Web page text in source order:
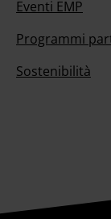
Eventi EMP
Programmi
Sostenibilità